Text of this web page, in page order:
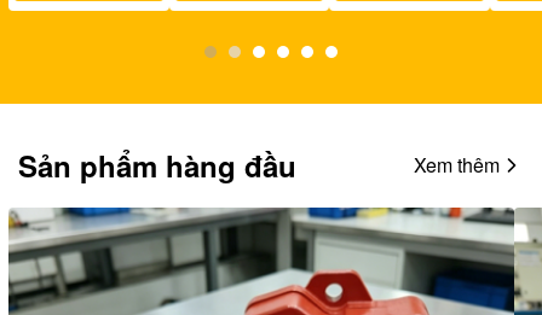
Sản phẩm hàng đầu Xem thêm